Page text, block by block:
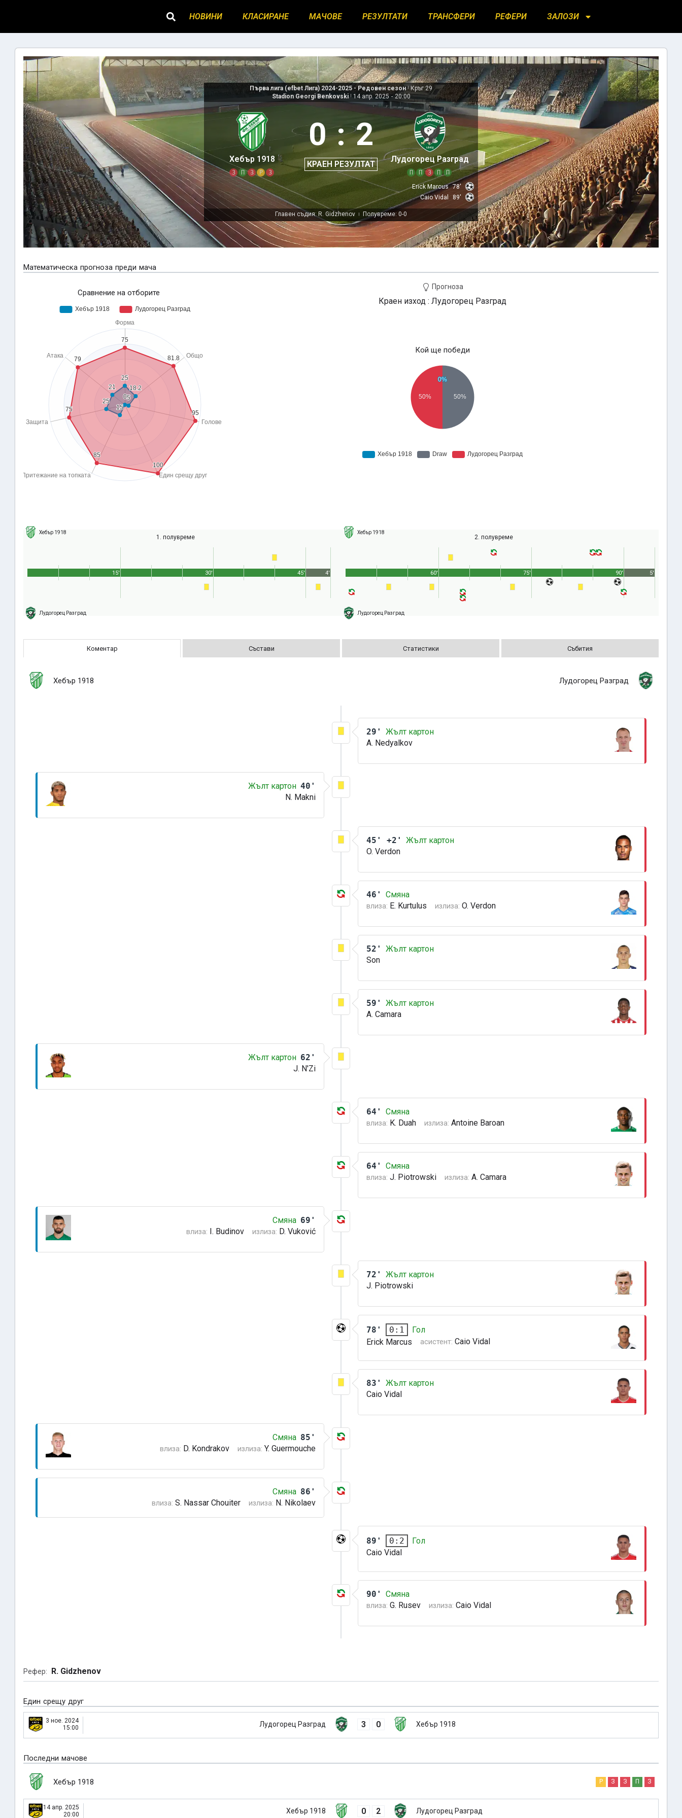
НОВИНИ КЛАСИРАНЕ МАЧОВЕ РЕЗУЛТАТИ ТРАНСФЕРИ РЕФЕРИ ЗАЛОЗИ
Първа лига (efbet Лига) 2024-2025 - Редовен сезон |
Кръг 29
Stadion Georgi Benkovski | 14 апр. 2025 - 20:00
Хебър 1918
З П З Р З
0 : 2
КРАЕН РЕЗУЛТАТ Лудогорец Разград
П П З П
П
Erick Marcus 78'
Caio Vidal
89'
Главен съдия: R. Gidzhenov | Полувреме: 0-0
Математическа прогноза преди мача
Сравнение на отборите
Прогноза
Краен изход : Лудогорец Разград
Кой ще победи
Хебър 1918
1. полувреме
Лудогорец Разград
45'
15' 30' 4'
Хебър 1918
2. полувреме
Лудогорец Разград
90'
60' 75' 5'
Коментар Състави Статистики Събития
Хебър 1918 Лудогорец Разград
29'
Жълт картон
A. Nedyalkov
Жълт картон 40'
N. Makni
45' +2'
Жълт картон
O. Verdon
46' Смяна
влиза: E. Kurtulus излиза: O. Verdon
52'
Жълт картон
Son
59'
Жълт картон
A. Camara
Жълт картон 62'
J. N'Zi
64' Смяна
влиза: K. Duah излиза: Antoine Baroan
64' Смяна
влиза: J. Piotrowski излиза: A. Camara
Смяна 69'
влиза: I. Budinov излиза: D. Vuković
72'
Жълт картон
J. Piotrowski
78' 0:1
Гол
Erick Marcus
асистент: Caio Vidal
83'
Жълт картон
Caio Vidal
Смяна 85'
влиза: D. Kondrakov излиза: Y. Guermouche
Смяна 86'
влиза: S. Nassar Chouiter излиза: N. Nikolaev
89' 0:2
Гол
Caio Vidal
90' Смяна
влиза: G. Rusev излиза: Caio Vidal
Рефер: R. Gidzhenov
Един срещу друг
3 ное. 2024
15:00
Лудогорец Разград 3 0 Хебър 1918
Последни мачове
Хебър 1918 Р З З П З
14 апр. 2025
20:00
Хебър 1918 0 2 Лудогорец Разград